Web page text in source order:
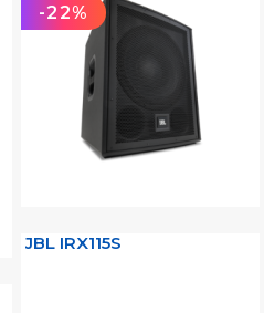
-22%
JBL IRX115S